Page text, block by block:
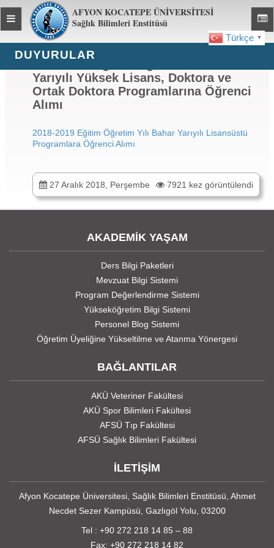
AFYON KOCATEPE ÜNİVERSİTESİ
Sağlık Bilimleri Enstitüsü
Toggle
global
navigation
Türkçe ▼
DUYURULAR
Yarıyılı Yüksek Lisans, Doktora ve
Ortak Doktora Programlarına Öğrenci
Alımı
2018-2019 Eğitim Öğretim Yılı Bahar Yarıyılı Lisansüstü
Programlara Öğrenci Alımı
27 Aralık 2018, Perşembe 7921 kez görüntülendi
AKADEMİK YAŞAM
Ders Bilgi Paketleri
Mevzuat Bilgi Sistemi
Program Değerlendirme Sistemi
Yükseköğretim Bilgi Sistemi
Personel Blog Sistemi
Öğretim Üyeliğine Yükseltilme ve Atanma Yönergesi
BAĞLANTILAR
AKÜ Veteriner Fakültesi
AKÜ Spor Bilimleri Fakültesi
AFSÜ Tıp Fakültesi
AFSÜ Sağlık Bilimleri Fakültesi
İLETİŞİM
Afyon Kocatepe Üniversitesi, Sağlık Bilimleri Enstitüsü, Ahmet
Necdet Sezer Kampüsü, Gazlıgöl Yolu, 03200
Tel : +90 272 218 14 85 – 88
Fax: +90 272 218 14 82